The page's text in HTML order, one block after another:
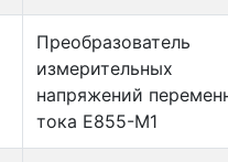
Преобразователь
измерительных
напряжений
тока Е855-М1